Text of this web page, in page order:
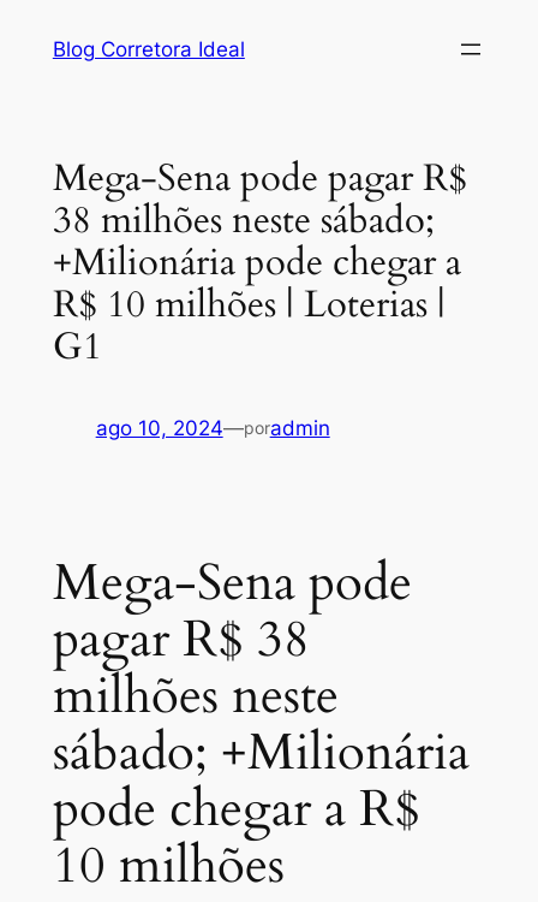
Blog Corretora Ideal
Mega-Sena pode pagar R$
38 milhões neste sábado;
+Milionária pode chegar a
R$ 10 milhões | Loterias |
G1
ago 10, 2024—poradmin
Mega-Sena pode
pagar R$ 38
milhões neste
sábado; +Milionária
pode chegar a R$
10 milhões